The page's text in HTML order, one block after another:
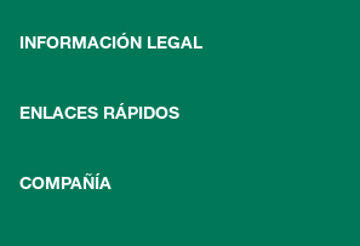
INFORMACIÓN LEGAL
ENLACES RÁPIDOS
COMPAÑÍA